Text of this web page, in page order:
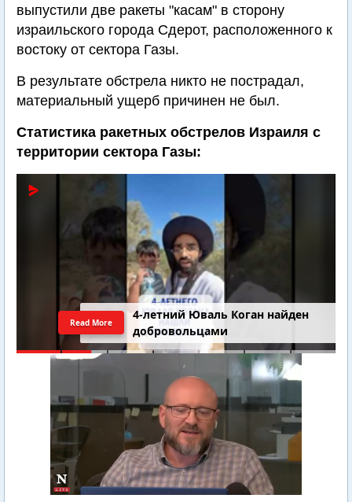
выпустили две ракеты "касам" в сторону
израильского города Сдерот, расположенного к
востоку от сектора Газы.
В результате обстрела никто не пострадал,
материальный ущерб причинен не был.
Статистика ракетных обстрелов Израиля с
территории сектора Газы:
4-летний Юваль Коган найден
добровольцами
Read More